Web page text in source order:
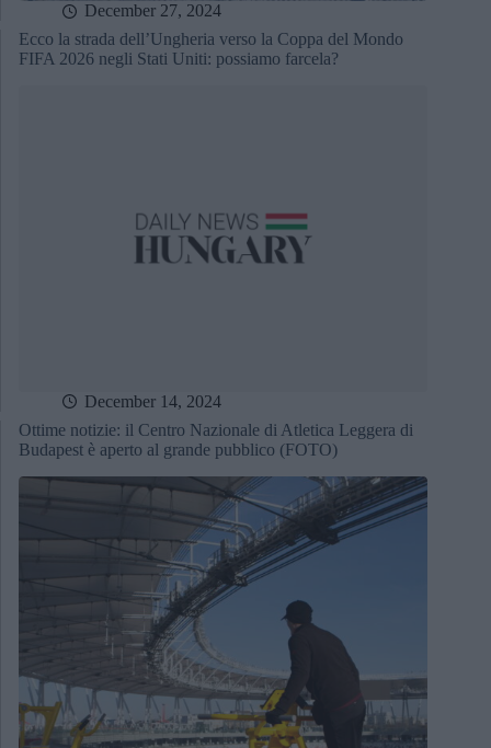
December 27, 2024
Ecco la strada dell’Ungheria verso la Coppa del Mondo
FIFA 2026 negli Stati Uniti: possiamo farcela?
December 14, 2024
Ottime notizie: il Centro Nazionale di Atletica Leggera di
Budapest è aperto al grande pubblico (FOTO)